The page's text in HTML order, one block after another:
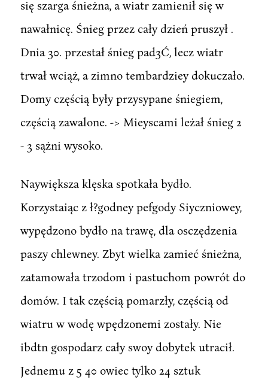
się szarga śnieżna, a wiatr zamienił się w
nawałnicę. Śnieg przez cały dzień pruszył .
Dnia 30. przestał śnieg pad3Ć, lecz wiatr
trwał wciąż, a zimno tembardziey dokuczało.
Domy częścią były przysypane śniegiem,
częścią zawalone. -> Mieyscami leżał śnieg 2
- 3 sążni wysoko.
Naywiększa klęska spotkała bydło.
Korzystaiąc z ł?godney pefgody Siyczniowey,
wypędzono bydło na trawę, dla osczędzenia
paszy chlewney. Zbyt wielka zamieć śnieżna,
zatamowała trzodom i pastuchom powrót do
domów. I tak częścią pomarzły, częścią od
wiatru w wodę wpędzonemi zostały. Nie
ibdtn gospodarz cały swoy dobytek utracił.
Jednemu z 5 40 owiec tylko 24 sztuk